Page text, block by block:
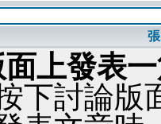
上發表
下討論版